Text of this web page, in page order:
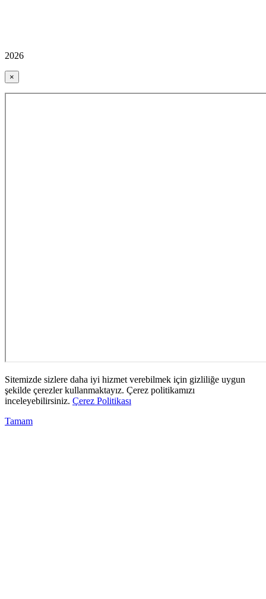
2026
×
Sitemizde sizlere daha iyi hizmet verebilmek için gizliliğe uygun
şekilde çerezler kullanmaktayız. Çerez politikamızı
inceleyebilirsiniz. Çerez Politikası
Tamam